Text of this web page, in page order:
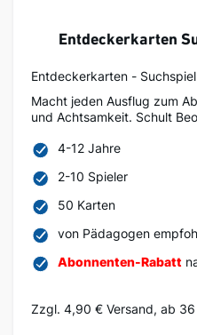
Entdeckerkarten
Entdeckerkarten -
Macht jeden Ausflug zum
und Achtsamkeit. Schult
4-12 Jahre
2-10 Spieler
50 Karten
von Pädagogen
Abonnenten-Rabatt
Zzgl. 4,90 € Versand, ab